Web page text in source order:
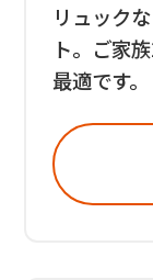
リュック
ト。ご家
最適です。